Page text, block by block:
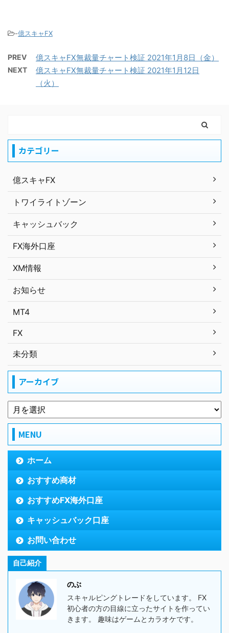
-億スキャFX
PREV 億スキャFX無裁量チャート検証 2021年1月8日（金）
NEXT
億スキャFX無裁量チャート検証 2021年1月12日
（火）
カテゴリー
億スキャFX
トワイライトゾーン
キャッシュバック
FX海外口座
XM情報
お知らせ
MT4
FX
未分類
アーカイブ
MENU
ホーム
おすすめ商材
おすすめFX海外口座
キャッシュバック口座
お問い合わせ
自己紹介
のぶ
スキャルピングトレードをしています。 FX
初心者の方の目線に立ったサイトを作ってい
きます。 趣味はゲームとカラオケです。